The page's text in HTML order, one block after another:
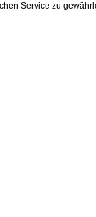
Service zu